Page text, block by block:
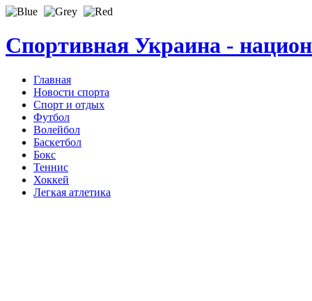
Спортивная Украина -
Главная
Новости спорта
Спорт и отдых
Футбол
Волейбол
Баскетбол
Бокс
Теннис
Хоккей
Легкая атлетика